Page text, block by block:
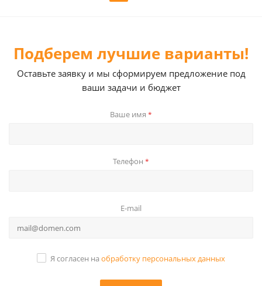
Подберем лучшие варианты!
Оставьте заявку и мы сформируем предложение под
ваши задачи и бюджет
Ваше имя *
Телефон *
E-mail
Я согласен на обработку персональных данных